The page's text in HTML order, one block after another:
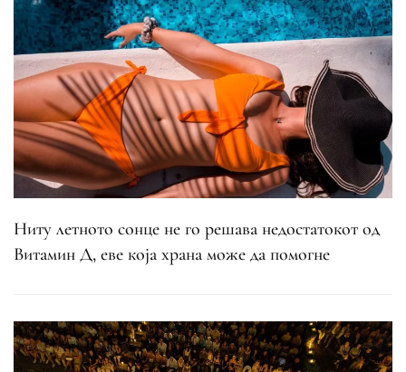
Ниту летното сонце не го решава недостатокот од
Витамин Д, еве која храна може да помогне